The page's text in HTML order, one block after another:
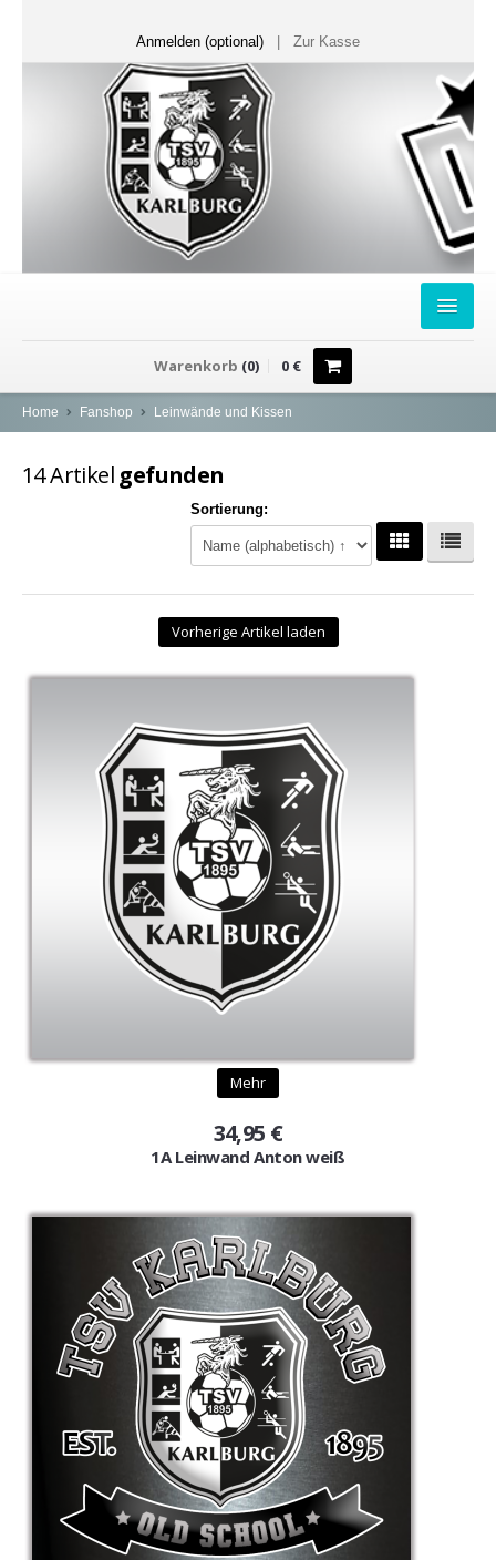
Anmelden (optional) Zur Kasse
FANSHOP
T-Shirts
Kochen & Grillen
Aufkleber & Handys & Mousepads
Taschen
Wimpel & Fanschal & Schirme
Kappen & Mützen
Alles fürs Bad
Leinwände und Kissen
Alles für die Kids
Long Sleeve & Tank Top
Warenkorb (0) 0€
Home Fanshop Leinwände und Kissen
14Artikel gefunden
Sortierung:
Vorherige Artikel laden
Mehr
34,95 €
1A Leinwand Anton weiß